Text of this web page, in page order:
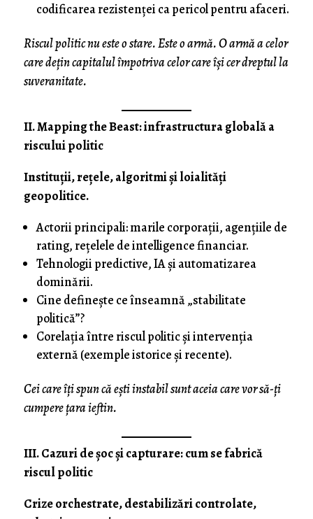
codificarea rezistenței ca pericol pentru afaceri.
Riscul politic nu este o stare. Este o armă. O armă a celor
care dețin capitalul împotriva celor care își cer dreptul la
suveranitate.
II. Mapping the Beast: infrastructura globală a
riscului politic
Instituții, rețele, algoritmi și loialități
geopolitice.
Actorii principali: marile corporații, agențiile de
rating, rețelele de intelligence financiar.
Tehnologii predictive, IA și automatizarea
dominării.
Cine definește ce înseamnă „stabilitate
politică”?
Corelația între riscul politic și intervenția
externă (exemple istorice și recente).
Cei care îți spun că ești instabil sunt aceia care vor să-ți
cumpere țara ieftin.
III. Cazuri de șoc și capturare: cum se fabrică
riscul politic
Crize orchestrate, destabilizări controlate,